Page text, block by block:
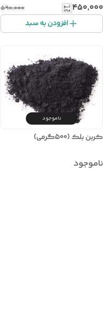
۴۵۰٬۰۰۰ ۵۹۰٬۰۰۰
افزودن به سبد
ناموجود
کربن بلک (500گرمی)
ناموجود